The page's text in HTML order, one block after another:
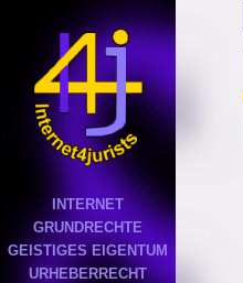
INTERNET
GRUNDRECHTE
GEISTIGES EIGENTUM
URHEBERRECHT